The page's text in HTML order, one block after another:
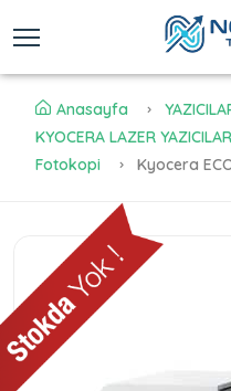
Anasayfa
KYOCERA LAZER YAZICILAR
Fotokopi
Kyocera